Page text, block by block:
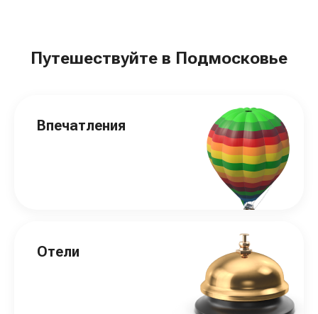
Путешествуйте в Подмосковье
Впечатления
Отели